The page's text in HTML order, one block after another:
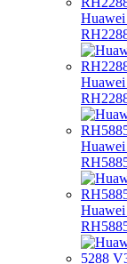
Huawei
Huawei
Huawei
Huawei